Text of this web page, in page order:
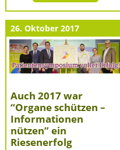
26. Oktober 2017
Auch 2017 war
“Organe schützen –
Informationen
nützen” ein
Riesenerfolg